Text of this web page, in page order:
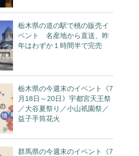
栃木県の道の駅で桃の販売イ
ベント 名産地から直送、昨
年はわずか１時間半で完売
栃木県の今週末のイベント《7
月18日～20日》宇都宮天王祭
／大谷夏祭り／小山祇園祭／
益子手筒花火
群馬県の今週末のイベント《7